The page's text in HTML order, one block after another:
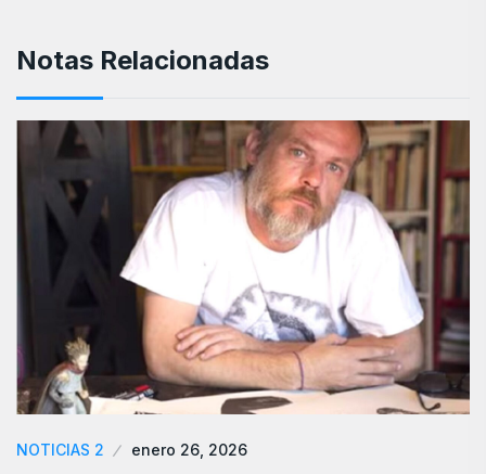
Notas Relacionadas
NOTICIAS 2 enero 26, 2026